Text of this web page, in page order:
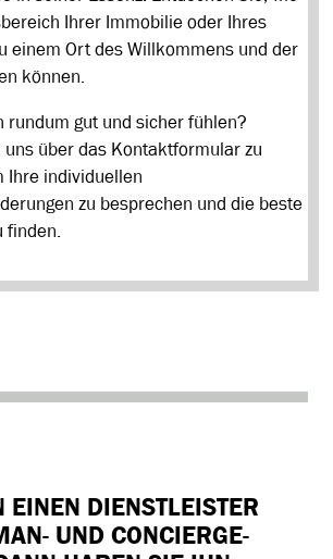
Ihrer Immobilie oder Ihres
einem Ort des Willkommens und der
können.
rundum gut und sicher fühlen?
uns über das Kontaktformular zu
Ihre individuellen
zu besprechen und die beste
finden.
EINEN DIENSTLEISTER
UND CONCIERGE-